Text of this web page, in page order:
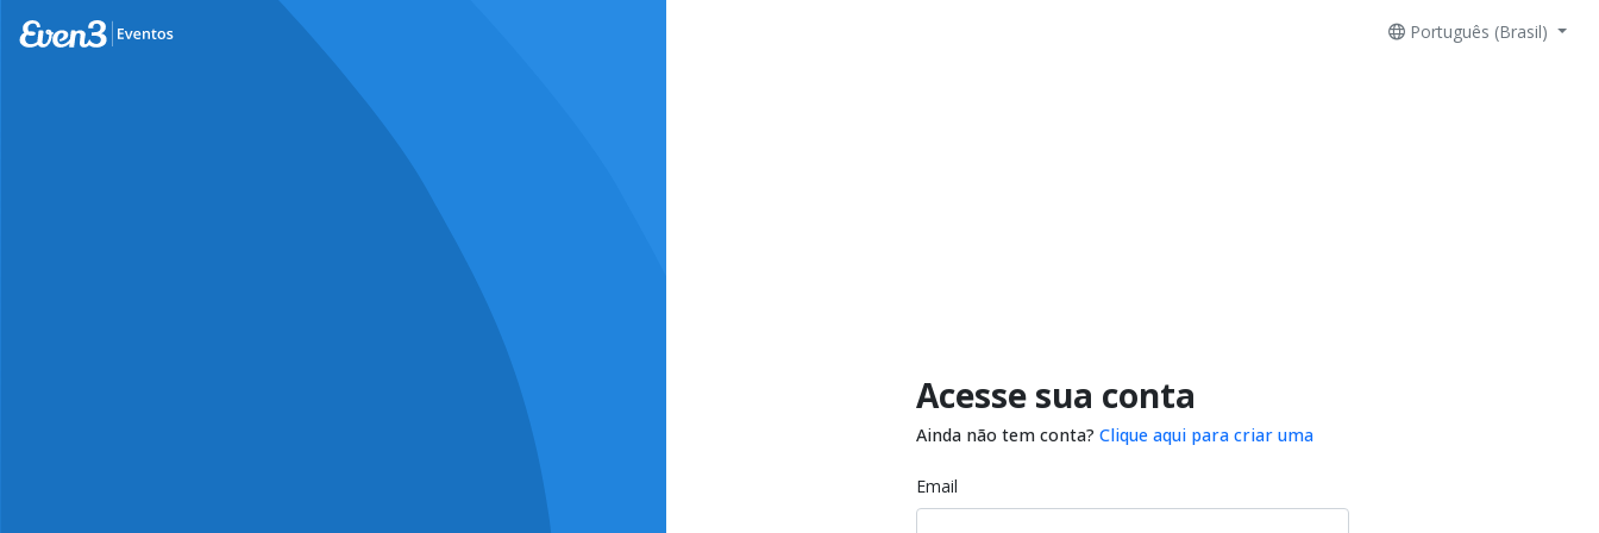
Português (Brasil)
Acesse sua conta
Ainda não tem conta? Clique aqui para criar uma
Email